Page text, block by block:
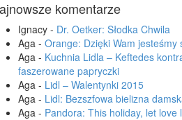
komentarze
Ignacy - Dr. Oetker: Słodka Chwila
Aga - Orange: Dzięki Wam jesteśmy
Aga - Kuchnia Lidla – Keftedes
faszerowane papryczki
Aga - Lidl – Walentynki 2015
Aga - Lidl: Bezszfowa bielizna
Aga - Pandora: This holiday, let love